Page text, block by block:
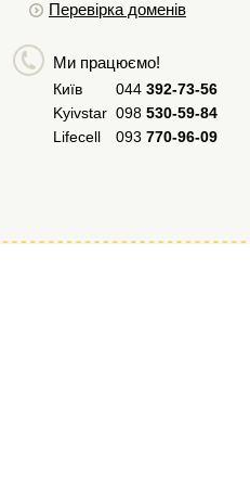
Перевірка доменів
Ми працюємо!
Київ 044 392-73-56
Kyivstar 098 530-59-84
Lifecell
093 770-96-09